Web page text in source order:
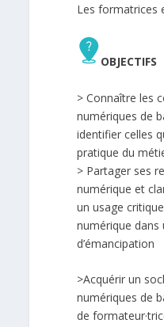
Les formatrices
OBJECTIFS
> Connaître les
numériques de
identifier celles
pratique du
> Partager ses
numérique et
un usage
numérique dans
d’émancipation
>Acquérir un
numériques de
de